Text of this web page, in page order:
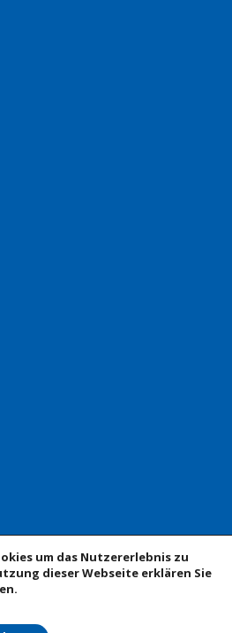
EISENKAPPLER STRASSE 10, 9141
um das Nutzererlebnis zu
dieser Webseite erklären Sie